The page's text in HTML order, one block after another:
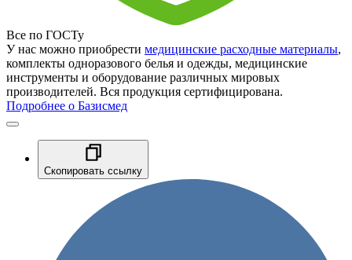
Все по ГОСТу
У нас можно приобрести медицинские расходные материалы,
комплекты одноразового белья и одежды, медицинские
инструменты и оборудование различных мировых
производителей. Вся продукция сертифицирована.
Подробнее о Базисмед
Скопировать ссылку